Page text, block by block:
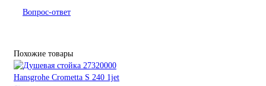
Вопрос-ответ
Похожие товары